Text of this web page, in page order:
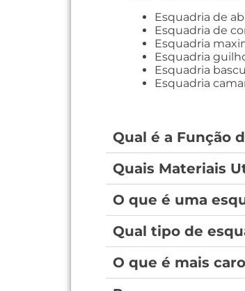
Esquadria de
Esquadria de
Esquadria
Esquadria
Esquadria
Esquadria
Qual é a Função
Quais Materiais
O que é uma
Qual tipo de
O que é mais